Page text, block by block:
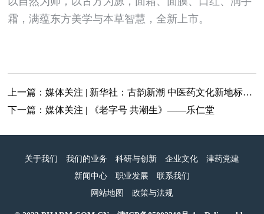
霜，满蕴东方美学与本草智慧，全新上市。
上一篇：媒体关注 | 新华社：古韵新潮 中医药文化新地标在津落成
下一篇：媒体关注 | 《老字号 共潮生》——乐仁堂
关于我们 我们的业务 科研与创新 企业文化
津药党建
新闻中心
职业发展
联系我们
网站地图
政策与法规